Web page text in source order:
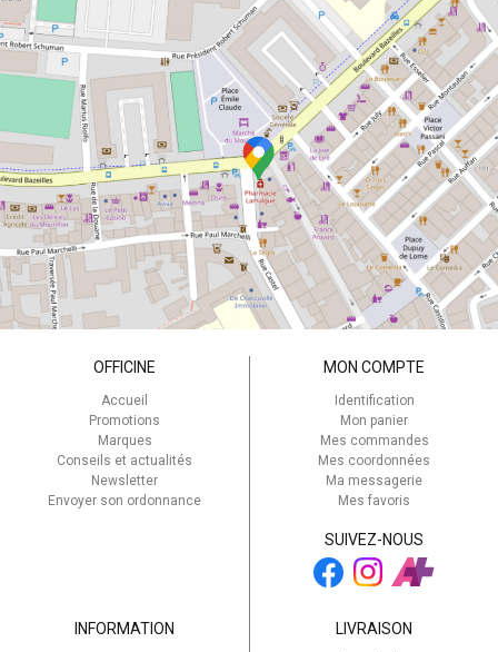
OFFICINE
Accueil
Promotions
Marques
Conseils et actualités
Newsletter
Envoyer son ordonnance
MON COMPTE
Identification
Mon panier
Mes commandes
Mes coordonnées
Ma messagerie
Mes favoris
SUIVEZ-NOUS
INFORMATION LIVRAISON